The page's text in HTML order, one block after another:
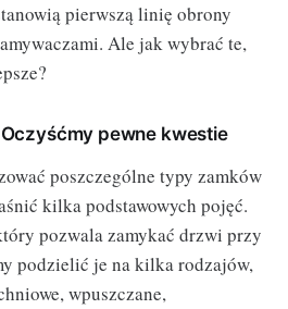
pierwszą linię obrony
Ale jak wybrać te,
pewne kwestie
poszczególne typy zamków
kilka podstawowych pojęć.
pozwala zamykać drzwi przy
podzielić je na kilka rodzajów,
wpuszczane,